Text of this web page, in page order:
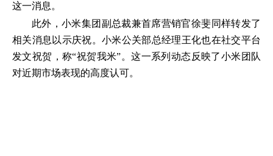
这一消息。
此外，小米集团副总裁兼首席营销官徐斐同样转发了
相关消息以示庆祝。小米公关部总经理王化也在社交平台
发文祝贺，称“祝贺我米”。这一系列动态反映了小米团队
对近期市场表现的高度认可。